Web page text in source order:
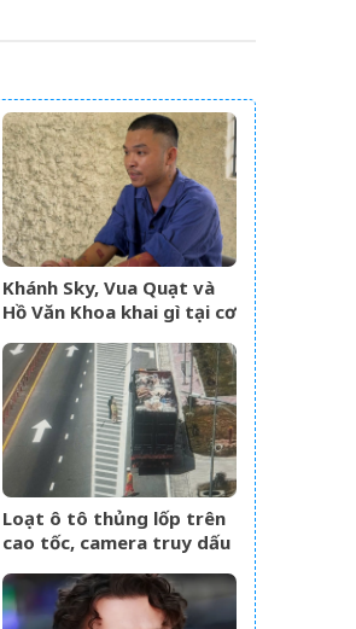
Khánh Sky, Vua Quạt và
Hồ Văn Khoa khai gì tại cơ
Loạt ô tô thủng lốp trên
cao tốc, camera truy dấu
&amp;apos;thủ
phạm&amp;apos;